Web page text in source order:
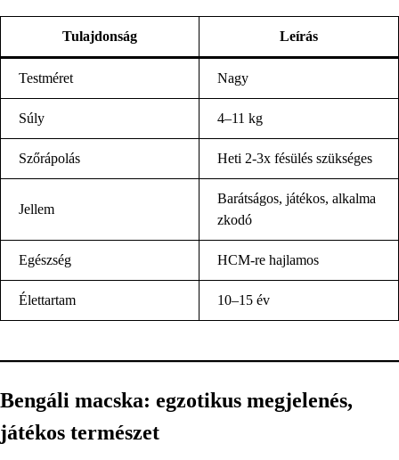
Tulajdonság Leírás
Testméret Nagy
Súly 4–11 kg
Szőrápolás Heti 2-3x fésülés szükséges
Jellem
Barátságos, játékos, alkalma
zkodó
Egészség HCM-re hajlamos
Élettartam 10–15 év
Bengáli macska: egzotikus megjelenés,
játékos természet